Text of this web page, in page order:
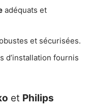
adéquats et
et sécurisées.
d’installation fournis
et Philips